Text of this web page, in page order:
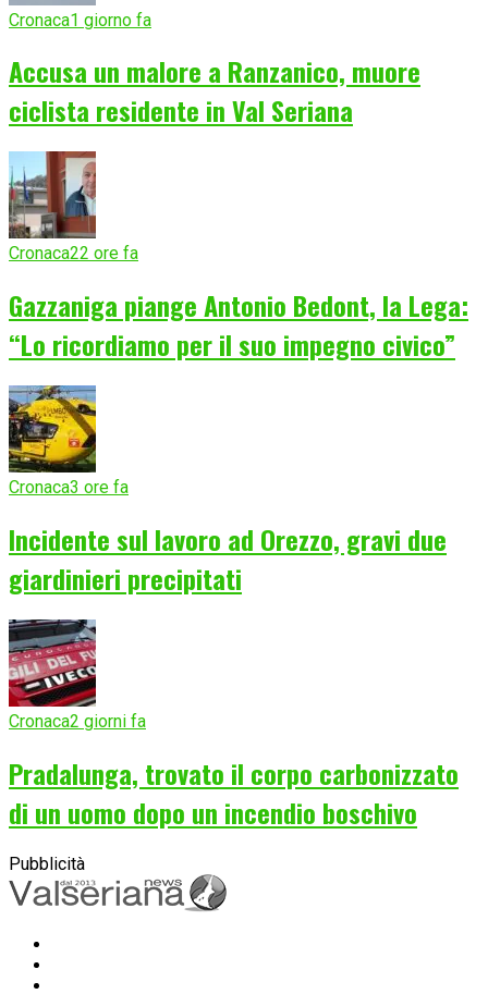
Cronaca1 giorno fa
Accusa un malore a Ranzanico, muore
ciclista residente in Val Seriana
Cronaca22 ore fa
Gazzaniga piange Antonio Bedont, la Lega:
“Lo ricordiamo per il suo impegno civico”
Cronaca3 ore fa
Incidente sul lavoro ad Orezzo, gravi due
giardinieri precipitati
Cronaca2 giorni fa
Pradalunga, trovato il corpo carbonizzato
di un uomo dopo un incendio boschivo
Pubblicità